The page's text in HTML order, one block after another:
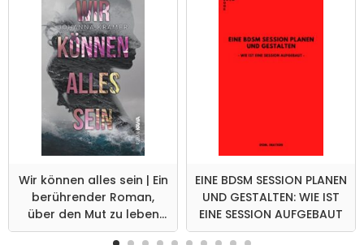
Wir können alles sein | Ein
berührender Roman,
über den Mut zu leben
und zu lieben
EINE BDSM SESSION PLANEN
UND GESTALTEN: WIE IST
EINE SESSION AUFGEBAUT